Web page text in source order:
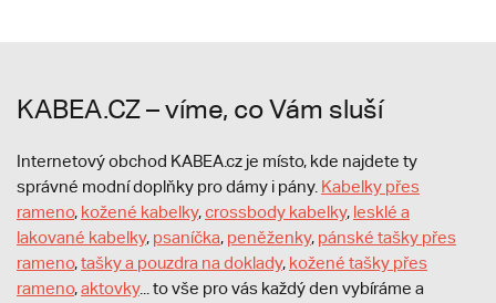
KABEA.CZ – víme, co Vám sluší
Internetový obchod KABEA.cz je místo, kde najdete ty
správné modní doplňky pro dámy i pány. Kabelky přes
rameno, kožené kabelky,crossbody kabelky, lesklé a
lakované kabelky, psaníčka, peněženky, pánské tašky přes
rameno,tašky a pouzdra na doklady, kožené tašky přes
rameno,aktovky... to vše pro vás každý den vybíráme a